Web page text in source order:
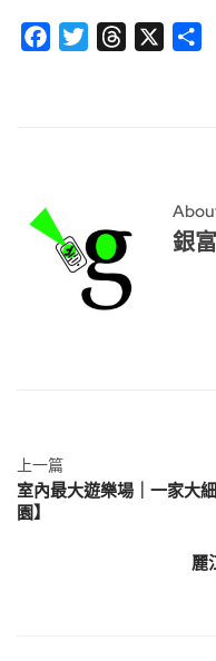
FacebookTwitterThreads
銀
上一篇
室內最大遊樂場｜一家大
園】
麗